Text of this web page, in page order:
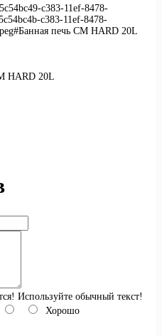
c383-11ef-8478-
c383-11ef-8478-
печь СМ HARD 20L
HARD 20L
Используйте обычный текст!
Хорошо